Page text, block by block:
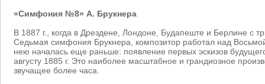
«Симфония №8» А. Брукнера
В 1887 г., когда в Дрездене, Лондоне, Будапеште и Берлине с
Седьмая симфония Брукнера, композитор работал над
нею началась еще раньше: появление первых эскизов
августу 1885 г. Это наиболее масштабное и грандиозное
звучащее более часа.